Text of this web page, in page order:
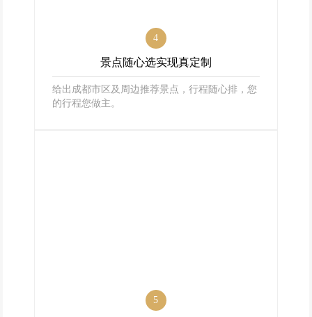
4
景点随心选实现真定制
给出成都市区及周边推荐景点，行程随心排，您
的行程您做主。
5